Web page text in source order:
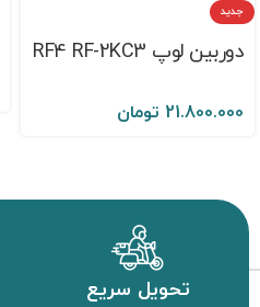
جدید
دوربین لوپ RF4 RF-2KC3
21.800.000 تومان
تحویل سریع